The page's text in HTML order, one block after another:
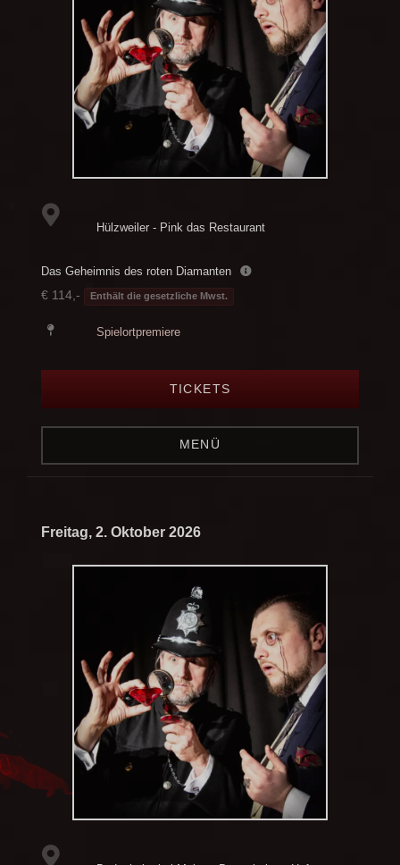
Hülzweiler - Pink das Restaurant
Das Geheimnis des roten Diamanten
€ 114,- Enthält die gesetzliche Mwst.
Spielortpremiere
TICKETS
MENÜ
Freitag, 2. Oktober 2026